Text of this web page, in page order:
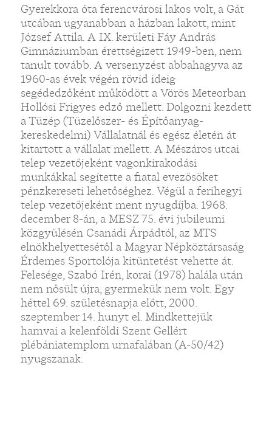
Gyerekkora óta ferencvárosi lakos volt, a Gát
utcában ugyanabban a házban lakott, mint
József Attila. A IX. kerületi Fáy András
Gimnáziumban érettségizett 1949-ben, nem
tanult tovább. A versenyzést abbahagyva az
1960-as évek végén rövid ideig
segédedzőként működött a Vörös Meteorban
Hollósi Frigyes edző mellett. Dolgozni kezdett
a Tüzép (Tüzelőszer- és Építőanyag-
kereskedelmi) Vállalatnál és egész életén át
kitartott a vállalat mellett. A Mészáros utcai
telep vezetőjeként vagonkirakodási
munkákkal segítette a fiatal evezősöket
pénzkereseti lehetőséghez. Végül a ferihegyi
telep vezetőjeként ment nyugdíjba. 1968.
december 8-án, a MESZ 75. évi jubileumi
közgyűlésén Csanádi Árpádtól, az MTS
elnökhelyettesétől a Magyar Népköztársaság
Érdemes Sportolója kitüntetést vehette át.
Felesége, Szabó Irén, korai (1978) halála után
nem nősült újra, gyermekük nem volt. Egy
héttel 69. születésnapja előtt, 2000.
szeptember 14. hunyt el. Mindkettejük
hamvai a kelenföldi Szent Gellért
plébániatemplom urnafalában (A-50/42)
nyugszanak.